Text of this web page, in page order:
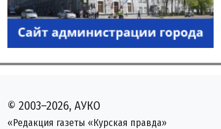
© 2003–2026, АУКО
«Редакция газеты «Курская правда»